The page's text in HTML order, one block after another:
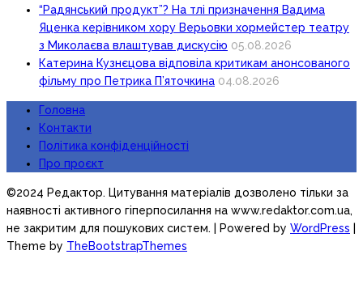
“Радянський продукт”? На тлі призначення Вадима
Яценка керівником хору Верьовки хормейстер театру
з Миколаєва влаштував дискусію 05.08.2026
Катерина Кузнєцова відповіла критикам анонсованого
фільму про Петрика П’яточкина 04.08.2026
Головна
Контакти
Політика конфіденційності
Про проєкт
©2024 Редактор. Цитування матеріалів дозволено тільки за
наявності активного гіперпосилання на www.redaktor.com.ua,
не закритим для пошукових систем. | Powered by WordPress
Theme by TheBootstrapThemes